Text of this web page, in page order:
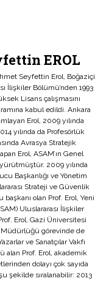
EROL
Seyfettin Erol, Boğaziçi
İlişkiler Bölümü’nden 1993
Lisans çalışmasını
kabul edildi. Ankara
Erol, 2009 yılında
yılında da Profesörlük
Avrasya Stratejik
Erol, ASAM’ın Genel
2009 yılında
Başkanlığı ve Yönetim
Strateji ve Güvenlik
olan Prof. Erol, Yeni
Uluslararası İlişkiler
Erol, Gazi Üniversitesi
Müdürlüğü görevinde de
ve Sanatçılar Vakfı
alan Prof. Erol, akademik
dolayı çok sayıda
şekilde sıralanabilir: 2013